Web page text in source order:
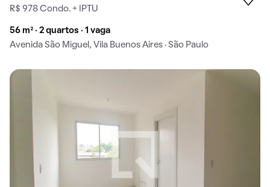
R$ 978 Condo. + IPTU
56 m² · 2 quartos · 1 vaga
Avenida São Miguel, Vila Buenos Aires · São Paulo